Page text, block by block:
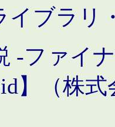
イブラリ
-ファイ
】（株